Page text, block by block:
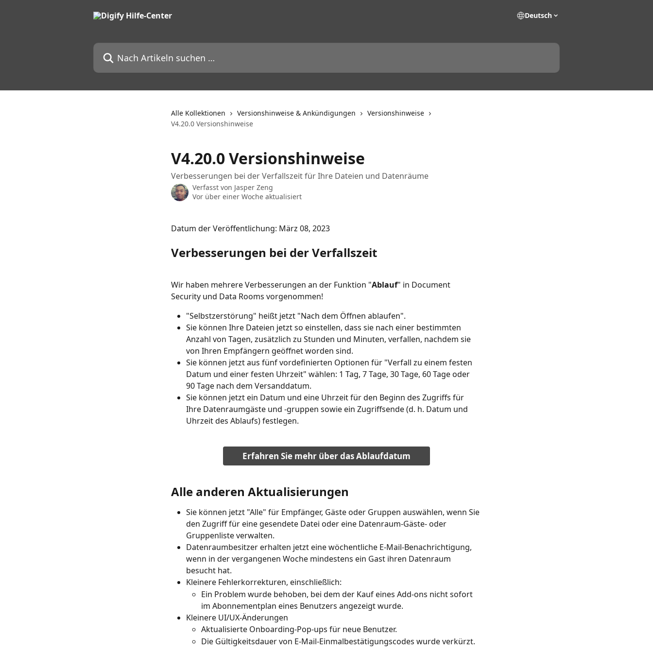
Deutsch
Nach Artikeln suchen …
Alle Kollektionen Versionshinweise & Ankündigungen
Versionshinweise
V4.20.0 Versionshinweise
V4.20.0 Versionshinweise
Verbesserungen bei der Verfallszeit für Ihre Dateien und Datenräume
Verfasst von Jasper Zeng
Vor über einer Woche aktualisiert
Datum der Veröffentlichung: März 08, 2023
Verbesserungen bei der Verfallszeit
Wir haben mehrere Verbesserungen an der Funktion "Ablauf" in Document
Security und Data Rooms vorgenommen!
"Selbstzerstörung" heißt jetzt "Nach dem Öffnen ablaufen".
Sie können Ihre Dateien jetzt so einstellen, dass sie nach einer bestimmten
Anzahl von Tagen, zusätzlich zu Stunden und Minuten, verfallen, nachdem sie
von Ihren Empfängern geöffnet worden sind.
Sie können jetzt aus fünf vordefinierten Optionen für "Verfall zu einem festen
Datum und einer festen Uhrzeit" wählen: 1 Tag, 7 Tage, 30 Tage, 60 Tage oder
90 Tage nach dem Versanddatum.
Sie können jetzt ein Datum und eine Uhrzeit für den Beginn des Zugriffs für
Ihre Datenraumgäste und -gruppen sowie ein Zugriffsende (d. h. Datum und
Uhrzeit des Ablaufs) festlegen.
Erfahren Sie mehr über das Ablaufdatum
Alle anderen Aktualisierungen
Sie können jetzt "Alle" für Empfänger, Gäste oder Gruppen auswählen, wenn Sie
den Zugriff für eine gesendete Datei oder eine Datenraum-Gäste- oder
Gruppenliste verwalten.
Datenraumbesitzer erhalten jetzt eine wöchentliche E-Mail-Benachrichtigung,
wenn in der vergangenen Woche mindestens ein Gast ihren Datenraum
besucht hat.
Kleinere Fehlerkorrekturen, einschließlich:
Ein Problem wurde behoben, bei dem der Kauf eines Add-ons nicht sofort
im Abonnementplan eines Benutzers angezeigt wurde.
Kleinere UI/UX-Änderungen
Aktualisierte Onboarding-Pop-ups für neue Benutzer.
Die Gültigkeitsdauer von E-Mail-Einmalbestätigungscodes wurde verkürzt.